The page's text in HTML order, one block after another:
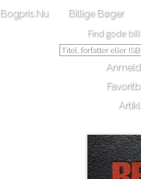
Bogpris.Nu Billige Bøger
Find gode